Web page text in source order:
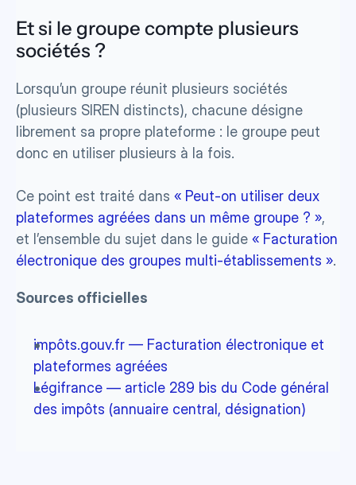
Et si le groupe compte plusieurs
sociétés ?
Lorsqu’un groupe réunit plusieurs sociétés
(plusieurs SIREN distincts), chacune désigne
librement sa propre plateforme : le groupe peut
donc en utiliser plusieurs à la fois.
Ce point est traité dans « Peut-on utiliser deux
plateformes agréées dans un même groupe ? »,
et l’ensemble du sujet dans le guide « Facturation
électronique des groupes multi-établissements ».
Sources officielles
impôts.gouv.fr — Facturation électronique et
plateformes agréées
Légifrance — article 289 bis du Code général
des impôts (annuaire central, désignation)